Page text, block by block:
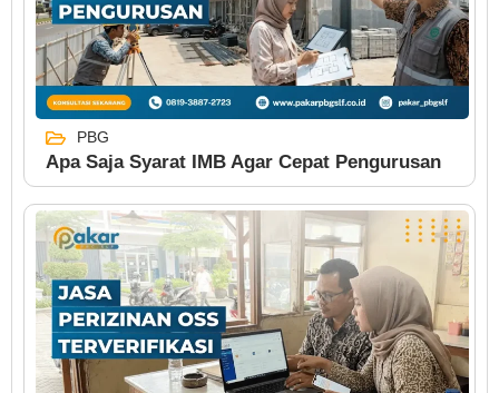
PBG
Apa Saja Syarat IMB Agar Cepat Pengurusan